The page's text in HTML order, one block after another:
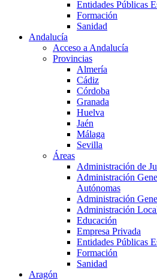
Entidades Públicas
Formación
Sanidad
Andalucía
Acceso a Andalucía
Provincias
Almería
Cádiz
Córdoba
Granada
Huelva
Jaén
Málaga
Sevilla
Áreas
Administración de
Administración
Autónomas
Administración
Administración
Educación
Empresa Privada
Entidades Públicas
Formación
Sanidad
Aragón